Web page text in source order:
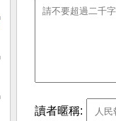
讀者暱稱: